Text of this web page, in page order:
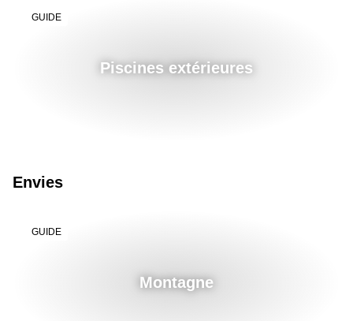
GUIDE
Piscines extérieures
Envies
GUIDE
Montagne